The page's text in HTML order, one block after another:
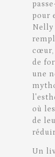
pour
Nelly
cœur,
de
une
où
de
Un